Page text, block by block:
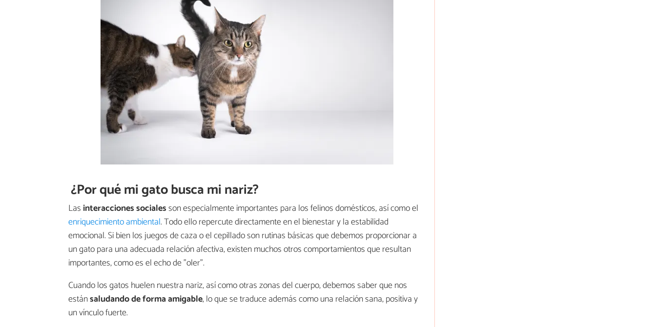
¿Por qué mi gato busca mi nariz?
Las interacciones socialesson especialmente importantes para los felinos domésticos, así como el
enriquecimiento ambiental. Todo ello repercute directamente en el bienestar y la estabilidad
emocional. Si bien los juegos de caza o el cepillado son rutinas básicas que debemos proporcionar a
un gato para una adecuada relación afectiva, existen muchos otros comportamientos que resultan
importantes, como es el echo de "oler".
Cuando los gatos huelen nuestra nariz, así como otras zonas del cuerpo, debemos saber que nos
estánsaludando de forma amigable, lo que se traduce además como una relación sana, positiva y
un vínculo fuerte.